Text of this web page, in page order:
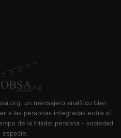
un mensajero analítico bien
a las personas integradas entre sí
de la tríada: persona - sociedad
especie.